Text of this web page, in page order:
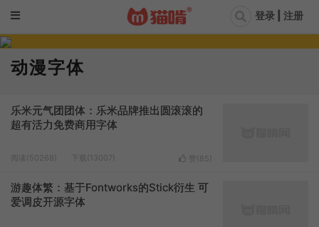
登录 | 注册
动漫字体
乐米元气团团体：乐米品牌推出圆滚滚的
超有活力免费商用字体
阅读(50268) 下载(13007) 85
游趣体繁：基于Fontworks的Stick衍生 可
爱调皮开源字体